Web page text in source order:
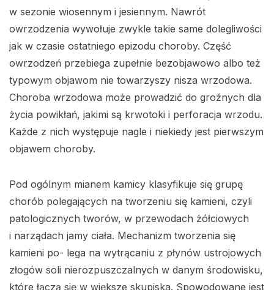
w sezonie wiosennym i jesiennym. Nawrót
owrzodzenia wywołuje zwykle takie same dolegliwości
jak w czasie ostatniego epizodu choroby. Część
owrzodzeń przebiega zupełnie bezobjawowo albo też
typowym objawom nie towarzyszy nisza wrzodowa.
Choroba wrzodowa może prowadzić do groźnych dla
życia powikłań, jakimi są krwotoki i perforacja wrzodu.
Każde z nich występuje nagle i niekiedy jest pierwszym
objawem choroby.
Pod ogólnym mianem kamicy klasyfikuje się grupę
chorób polegających na tworzeniu się kamieni, czyli
patologicznych tworów, w przewodach żółciowych
i narządach jamy ciała. Mechanizm tworzenia się
kamieni po- lega na wytrącaniu z płynów ustrojowych
złogów soli nierozpuszczalnych w danym środowisku,
które łączą się w większe skupiska. Spowodowane jest